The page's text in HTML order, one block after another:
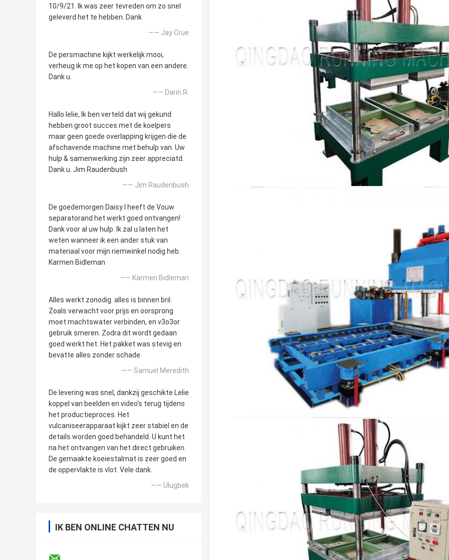
10/9/21. Ik was zeer tevreden om zo snel
geleverd het te hebben. Dank
—— Jay Crue
De persmachine kijkt werkelijk mooi,
verheug ik me op het kopen van een andere.
Dank u.
—— Darin R.
Hallo lelie, Ik ben verteld dat wij gekund
hebben groot succes met de koelpers
maar geen goede overlapping krijgen die de
afschavende machine met behulp van. Uw
hulp & samenwerking zijn zeer appreciatd.
Dank u. Jim Raudenbush
—— Jim Raudenbush
De goedemorgen Daisy I heeft de Vouw
separatorand het werkt goed ontvangen!
Dank voor al uw hulp. Ik zal u laten het
weten wanneer ik een ander stuk van
materiaal voor mijn riemwinkel nodig heb.
Karmen Bidleman
—— Karmen Bidleman
Alles werkt zonodig. alles is binnen bril.
Zoals verwacht voor prijs en oorsprong
moet machtswater verbinden, en v3o3or
gebruik smeren. Zodra dit wordt gedaan
goed werkt het. Het pakket was stevig en
bevatte alles zonder schade
—— Samuel Meredith
De levering was snel, dankzij geschikte Lelie
koppel van beelden en video's terug tijdens
het productieproces. Het
vulcaniseerapparaat kijkt zeer stabiel en de
details worden goed behandeld. U kunt het
na het ontvangen van het direct gebruiken.
De gemaakte koeiestalmat is zeer goed en
de oppervlakte is vlot. Vele dank.
—— Ulugbek
IK BEN ONLINE CHATTEN NU